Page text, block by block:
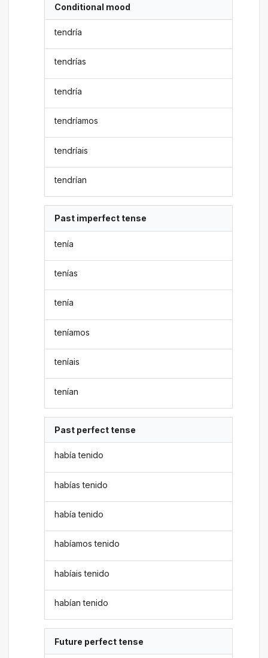
Conditional mood
tendría
tendrías
tendría
tendríamos
tendríais
tendrían
Past imperfect tense
tenía
tenías
tenía
teníamos
teníais
tenían
Past perfect tense
había tenido
habías tenido
había tenido
habíamos tenido
habíais tenido
habían tenido
Future perfect tense